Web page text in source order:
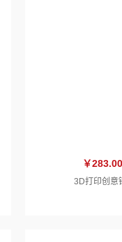
￥
3D打印创意